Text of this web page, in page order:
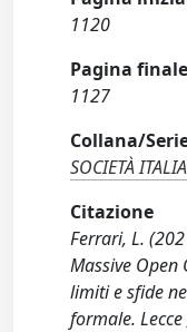
1120
Pagina finale
1127
Collana/
SOCIETÀ
Citazione
Ferrari, L.
Massive Open
limiti e sfide
formale.